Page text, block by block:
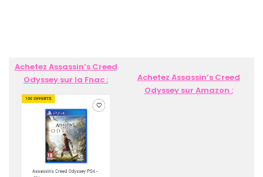
Achetez Assassin’s Creed
Odyssey sur la Fnac :
Achetez Assassin’s Creed
Odyssey sur Amazon :